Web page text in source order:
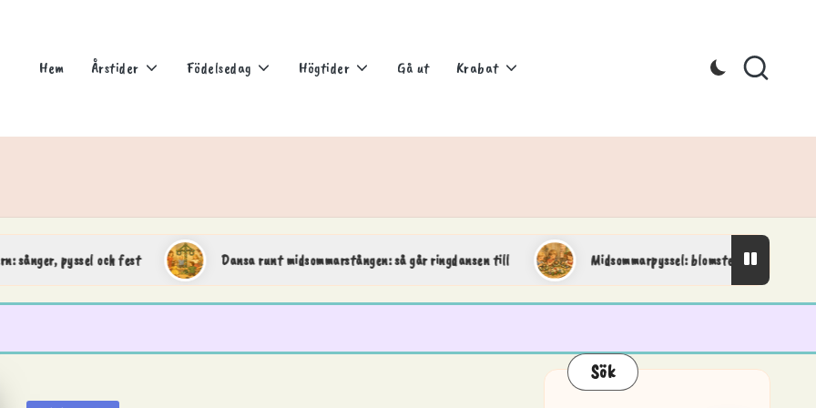
Hem Årstider Födelsedag Högtider Gå ut Krabat
pyssel och fest Dansa runt midsommarstången: så går ringdansen till Midsommarpyssel: blomsterkransar och fina
Sök